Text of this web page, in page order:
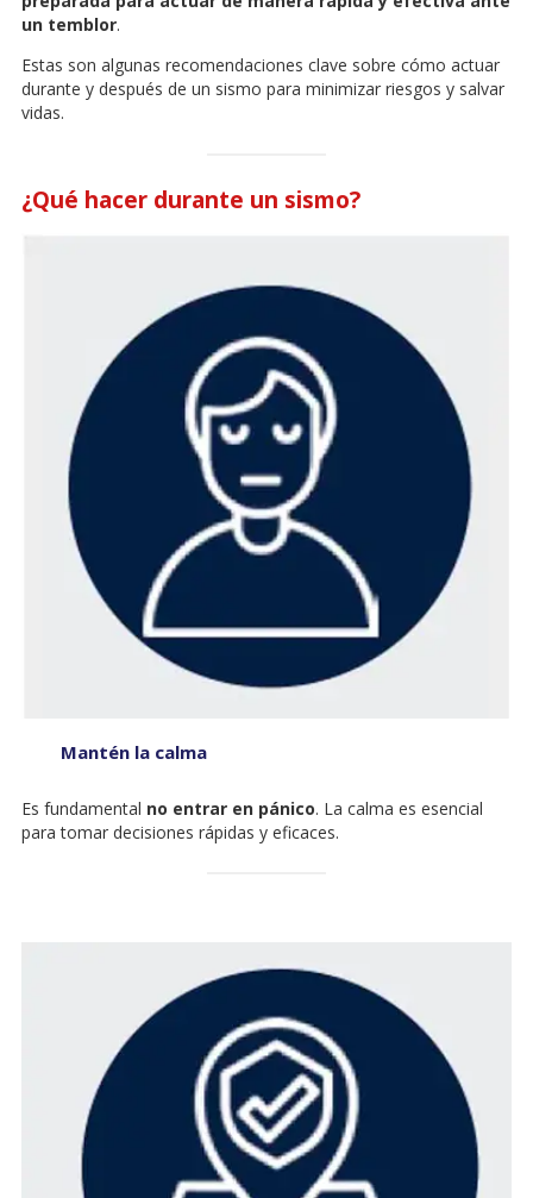
un temblor.
Estas son algunas recomendaciones clave sobre cómo actuar
durante y después de un sismo para minimizar riesgos y salvar
vidas.
¿Qué hacer durante un sismo?
Mantén la calma
Es fundamental no entrar en pánico. La calma es esencial
para tomar decisiones rápidas y eficaces.